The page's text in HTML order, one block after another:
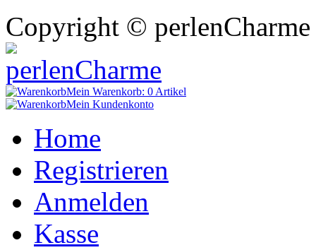
Copyright ©
Mein Warenkorb: 0 Artikel
Mein Kundenkonto
Home
Registrieren
Anmelden
Kasse